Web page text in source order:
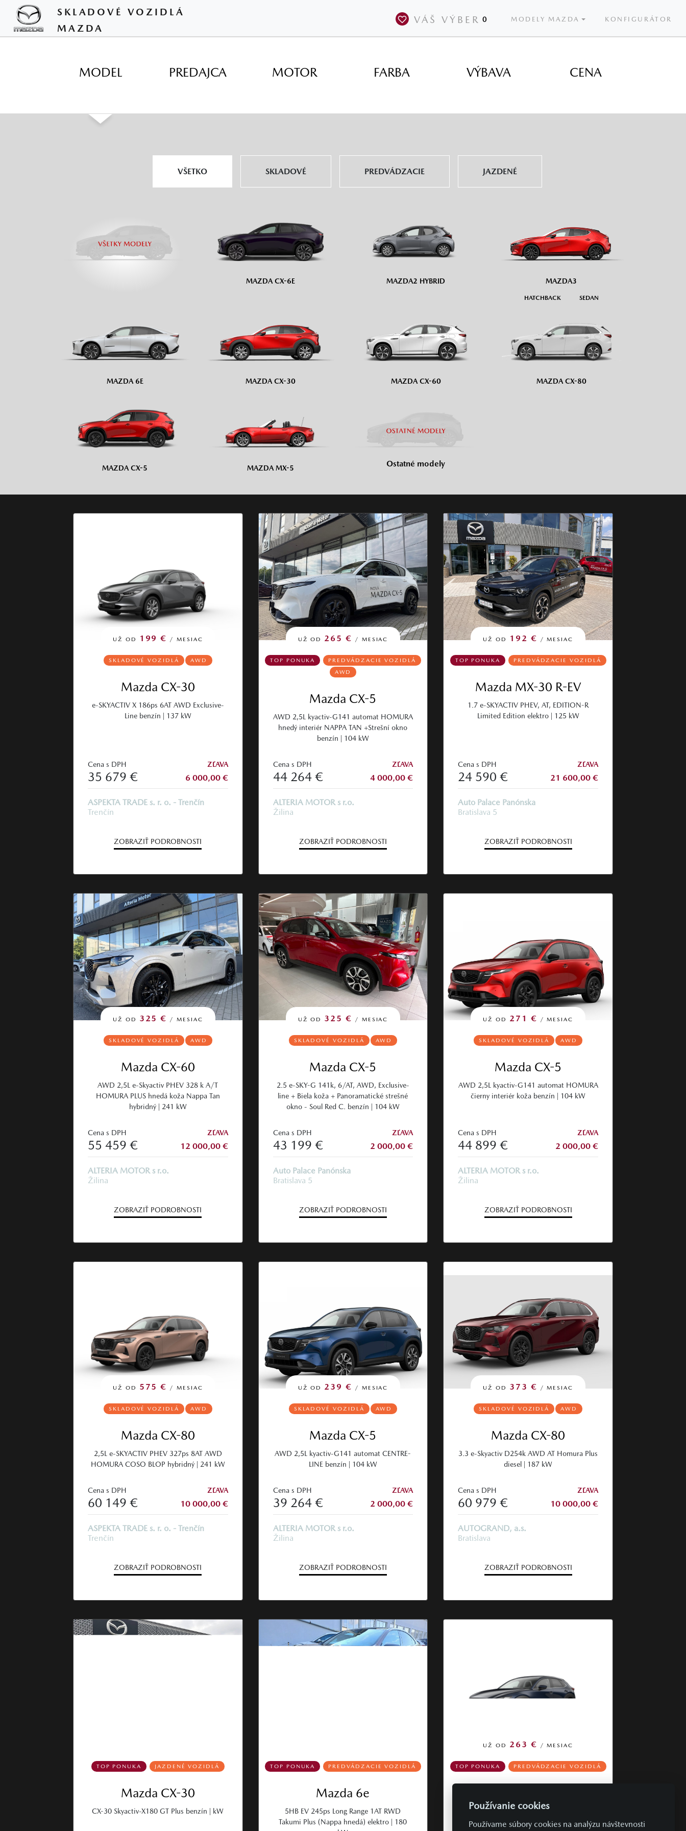
SKLADOVÉ VOZIDLÁ
MAZDA
VÁŠ VÝBER 0 MODELY MAZDA KONFIGURÁTOR
MODEL PREDAJCA MOTOR FARBA VÝBAVA CENA
▼
VŠETKO SKLADOVÉ PREDVÁDZACIE JAZDENÉ
MAZDA CX-6E MAZDA2 HYBRID MAZDA3
HATCHBACK SEDAN
MAZDA 6E MAZDA CX-30 MAZDA CX-60 MAZDA CX-80
MAZDA CX-5 MAZDA MX-5 Ostatné modely
UŽ OD 199 € / MESIAC
SKLADOVÉ VOZIDLÁ AWD
Mazda CX-30
e-SKYACTIV X 186ps 6AT AWD Exclusive-
Line benzín | 137 kW
Cena s DPH
35 679 €
ZĽAVA
6 000,00 €
ASPEKTA TRADE s. r. o. - Trenčín
Trenčín
ZOBRAZIŤ PODROBNOSTI
UŽ OD 265 € / MESIAC
TOP PONUKA
PREDVÁDZACIE VOZIDLÁ
AWD
Mazda CX-5
AWD 2,5L kyactiv-G141 automat HOMURA
hnedý interiér NAPPA TAN +Strešní okno
benzín | 104 kW
Cena s DPH
44 264 €
ZĽAVA
4 000,00 €
ALTERIA MOTOR s r.o.
Žilina
ZOBRAZIŤ PODROBNOSTI
UŽ OD 192 € / MESIAC
TOP PONUKA PREDVÁDZACIE VOZIDLÁ
Mazda MX-30 R-EV
1.7 e-SKYACTIV PHEV, AT, EDITION-R
Limited Edition elektro | 125 kW
Cena s DPH
24 590 €
ZĽAVA
21 600,00 €
Auto Palace Panónska
Bratislava 5
ZOBRAZIŤ PODROBNOSTI
UŽ OD 325 € / MESIAC
SKLADOVÉ VOZIDLÁ AWD
Mazda CX-60
AWD 2,5L e-Skyactiv PHEV 328 k A/T
HOMURA PLUS hnedá koža Nappa Tan
hybridný | 241 kW
Cena s DPH
55 459 €
ZĽAVA
12 000,00 €
ALTERIA MOTOR s r.o.
Žilina
ZOBRAZIŤ PODROBNOSTI
UŽ OD 325 € / MESIAC
SKLADOVÉ VOZIDLÁ AWD
Mazda CX-5
2.5 e-SKY-G 141k, 6/AT, AWD, Exclusive-
line + Biela koža + Panoramatické strešné
okno - Soul Red C. benzín | 104 kW
Cena s DPH
43 199 €
ZĽAVA
2 000,00 €
Auto Palace Panónska
Bratislava 5
ZOBRAZIŤ PODROBNOSTI
UŽ OD 271 € / MESIAC
SKLADOVÉ VOZIDLÁ AWD
Mazda CX-5
AWD 2,5L kyactiv-G141 automat HOMURA
čierny interiér koža benzín | 104 kW
Cena s DPH
44 899 €
ZĽAVA
2 000,00 €
ALTERIA MOTOR s r.o.
Žilina
ZOBRAZIŤ PODROBNOSTI
UŽ OD 575 € / MESIAC
SKLADOVÉ VOZIDLÁ AWD
Mazda CX-80
2,5L e-SKYACTIV PHEV 327ps 8AT AWD
HOMURA COSO BLOP hybridný | 241 kW
Cena s DPH
60 149 €
ZĽAVA
10 000,00 €
ASPEKTA TRADE s. r. o. - Trenčín
Trenčín
ZOBRAZIŤ PODROBNOSTI
UŽ OD 239 € / MESIAC
SKLADOVÉ VOZIDLÁ AWD
Mazda CX-5
AWD 2,5L kyactiv-G141 automat CENTRE-
LINE benzín | 104 kW
Cena s DPH
39 264 €
ZĽAVA
2 000,00 €
ALTERIA MOTOR s r.o.
Žilina
ZOBRAZIŤ PODROBNOSTI
UŽ OD 373 € / MESIAC
SKLADOVÉ VOZIDLÁ AWD
Mazda CX-80
3.3 e-Skyactiv D254k AWD AT Homura Plus
diesel | 187 kW
Cena s DPH
60 979 €
ZĽAVA
10 000,00 €
AUTOGRAND, a.s.
Bratislava
ZOBRAZIŤ PODROBNOSTI
TOP PONUKA JAZDENÉ VOZIDLÁ
Mazda CX-30
CX-30 Skyactiv-X180 GT Plus benzín | kW
TOP PONUKA PREDVÁDZACIE VOZIDLÁ
Mazda 6e
5HB EV 245ps Long Range 1AT RWD
Takumi Plus (Nappa hnedá) elektro | 180
UŽ OD 263 € / MESIAC
TOP PONUKA PREDVÁDZACIE VOZIDLÁ
e‑SKYACTIV G 140ps 6AT FWD Centre‑Line
DESI benzín | 103 kW
Používanie cookies
Používame súbory cookies na analýzu návštevnosti